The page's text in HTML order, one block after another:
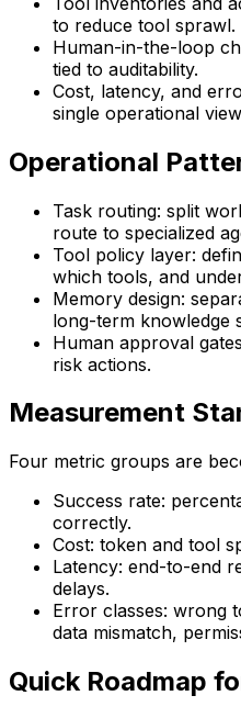
to reduce tool sprawl.
Human-in-the-loop
tied to auditability.
Cost, latency, and
single operational
Operational
Task routing: split
route to specialized
Tool policy layer:
which tools, and
Memory design:
long-term knowledge
Human approval
risk actions.
Measurement
Four metric groups are
Success rate:
correctly.
Cost: token and tool
Latency: end-to-end
delays.
Error classes: wrong
data mismatch,
Quick Roadmap